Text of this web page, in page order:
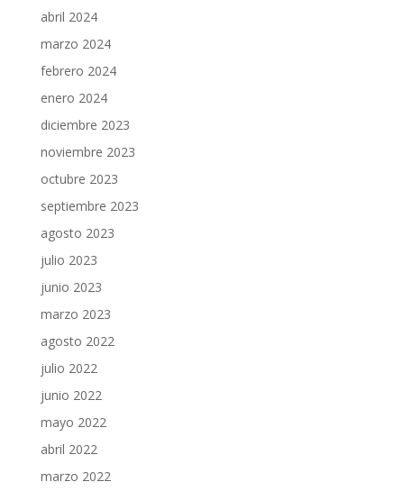
abril 2024
marzo 2024
febrero 2024
enero 2024
diciembre 2023
noviembre 2023
octubre 2023
septiembre 2023
agosto 2023
julio 2023
junio 2023
marzo 2023
agosto 2022
julio 2022
junio 2022
mayo 2022
abril 2022
marzo 2022